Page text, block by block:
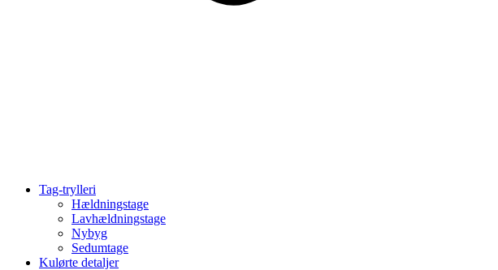
Tag-trylleri
Hældningstage
Lavhældningstage
Nybyg
Sedumtage
Kulørte detaljer